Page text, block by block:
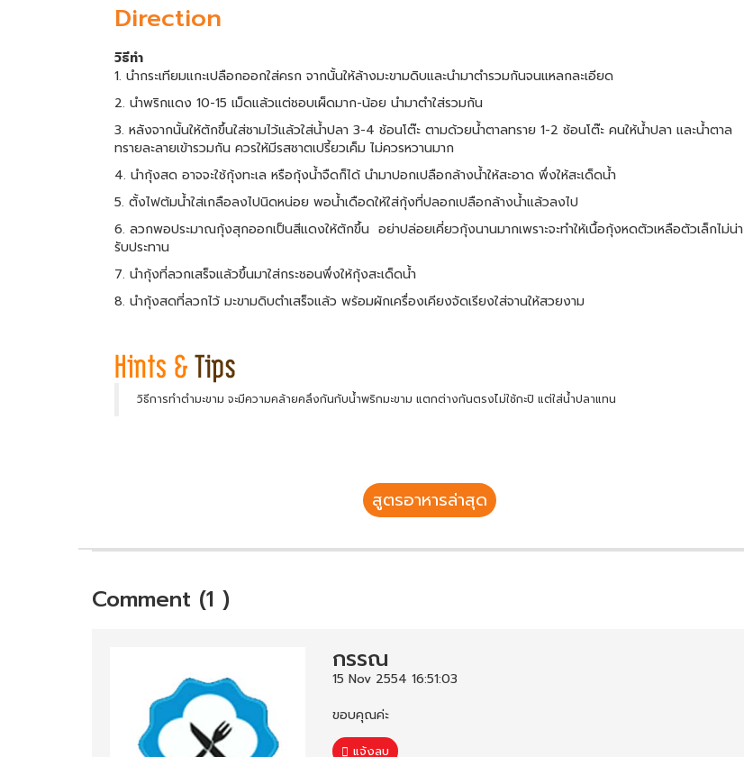
Direction
วิธีทำ
1. นำกระเทียมแกะเปลือกออกใส่ครก จากนั้นให้ล้างมะขามดิบและนำมาตำรวมกันจนแหลกละเอียด
2. นำพริกแดง 10-15 เม็ดแล้วแต่ชอบเผ็ดมาก-น้อย นำมาตำใส่รวมกัน
3. หลังจากนั้นให้ตักขึ้นใส่ชามไว้แล้วใส่น้ำปลา 3-4 ช้อนโต๊ะ ตามด้วยน้ำตาลทราย 1-2 ช้อนโต๊ะ คนให้น้ำปลา และน้ำตาล
ทรายละลายเข้ารวมกัน ควรให้มีรสชาตเปรี้ยวเค็ม ไม่ควรหวานมาก
4. นำกุ้งสด อาจจะใช้กุ้งทะเล หรือกุ้งน้ำจืดก็ได้ นำมาปอกเปลือกล้างน้ำให้สะอาด พึ่งให้สะเด็ดน้ำ
5. ตั้งไฟต้มน้ำใส่เกลือลงไปนิดหน่อย พอน้ำเดือดให้ใส่กุ้งที่ปลอกเปลือกล้างน้ำแล้วลงไป
6. ลวกพอประมาณกุ้งสุกออกเป็นสีแดงให้ตักขึ้น อย่าปล่อยเคี่ยวกุ้งนานมากเพราะจะทำให้เนื้อกุ้งหดตัวเหลือตัวเล็กไม่น่า
รับประทาน
7. นำกุ้งที่ลวกเสร็จแล้วขึ้นมาใส่กระชอนพึ่งให้กุ้งสะเด็ดน้ำ
8. นำกุ้งสดที่ลวกไว้ มะขามดิบตำเสร็จแล้ว พร้อมผักเครื่องเคียงจัดเรียงใส่จานให้สวยงาม
วิธีการทำตำมะขาม จะมีความคล้ายคลึงกันกับน้ำพริกมะขาม แตกต่างกันตรงไม่ใช้กะปิ แต่ใส่น้ำปลาแทน
สูตรอาหารล่าสุด
Comment (1 )
กรรณ
15 Nov 2554 16:51:03
ขอบคุณค่ะ
แจ้งลบ